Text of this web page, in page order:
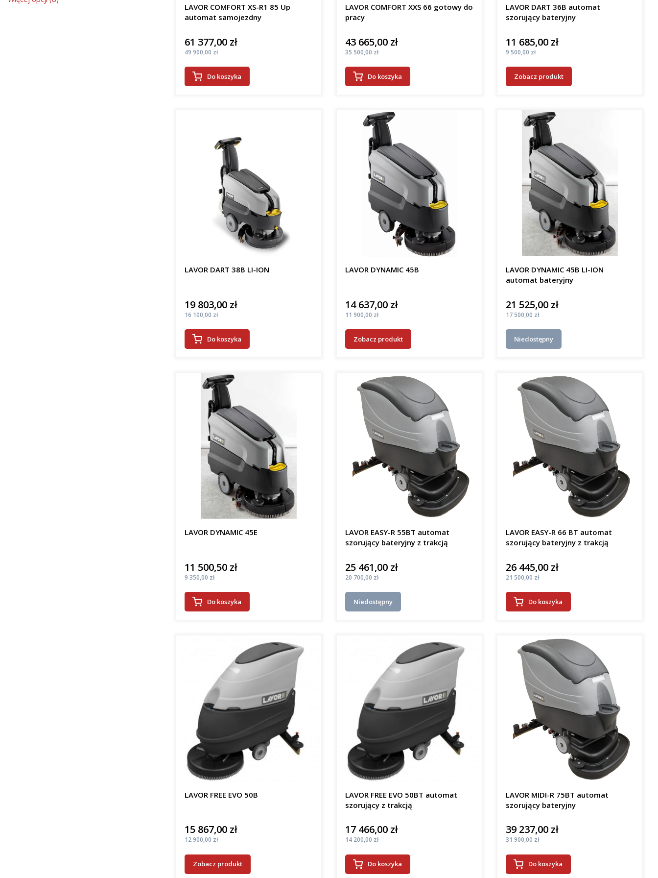
LAVOR COMFORT XS-R1 85 Up
automat samojezdny
Cena
61 377,00 zł
Cena
49 900,00 zł
Do koszyka
LAVOR COMFORT XXS 66 gotowy do
pracy
Cena
43 665,00 zł
Cena
35 500,00 zł
Do koszyka
LAVOR DART 36B automat
szorujący bateryjny
Cena
11 685,00 zł
Cena
9 500,00 zł
Zobacz produkt
LAVOR DART 38B LI-ION
Cena
19 803,00 zł
Cena
16 100,00 zł
Do koszyka
LAVOR DYNAMIC 45B
Cena
14 637,00 zł
Cena
11 900,00 zł
Zobacz produkt
LAVOR DYNAMIC 45B LI-ION
automat bateryjny
Cena
21 525,00 zł
Cena
17 500,00 zł
Niedostępny
LAVOR DYNAMIC 45E
Cena
11 500,50 zł
Cena
9 350,00 zł
Do koszyka
LAVOR EASY-R 55BT automat
szorujący bateryjny z trakcją
Cena
25 461,00 zł
Cena
20 700,00 zł
Niedostępny
LAVOR EASY-R 66 BT automat
szorujący bateryjny z trakcją
Cena
26 445,00 zł
Cena
21 500,00 zł
Do koszyka
LAVOR FREE EVO 50B
Cena
15 867,00 zł
Cena
12 900,00 zł
Zobacz produkt
LAVOR FREE EVO 50BT automat
szorujący z trakcją
Cena
17 466,00 zł
Cena
14 200,00 zł
Do koszyka
LAVOR MIDI-R 75BT automat
szorujący bateryjny
Cena
39 237,00 zł
Cena
31 900,00 zł
Do koszyka